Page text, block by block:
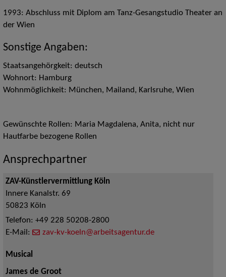
1993: Abschluss mit Diplom am Tanz-Gesangstudio Theater an
der Wien
Sonstige Angaben:
Staatsangehörgkeit: deutsch
Wohnort: Hamburg
Wohnmöglichkeit: München, Mailand, Karlsruhe, Wien
Gewünschte Rollen: Maria Magdalena, Anita, nicht nur
Hautfarbe bezogene Rollen
Ansprechpartner
ZAV-Künstlervermittlung Köln
Innere Kanalstr. 69
50823 Köln
Telefon: +49 228 50208-2800
E-Mail:
zav-kv-koeln@arbeitsagentur.de
Musical
James de Groot